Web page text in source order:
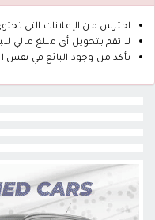
احترس من الإعلانات التي
لا تقم بتحويل أى مبلغ مالي
تأكد من وجود البائع في نفس